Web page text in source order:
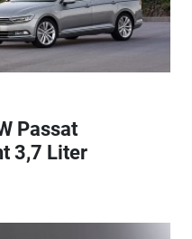
Passat
3,7 Liter